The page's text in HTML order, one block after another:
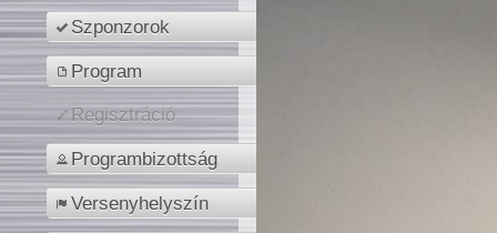
Szponzorok
Program
Regisztráció
Programbizottság
Versenyhelyszín